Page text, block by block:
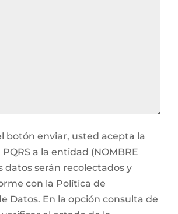
botón enviar, usted acepta la
a la entidad (NOMBRE
datos serán recolectados y
con la Política de
Datos. En la opción consulta de